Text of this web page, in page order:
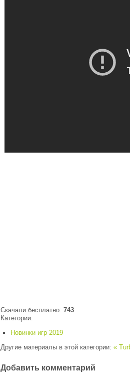
Скачали бесплатно: 743.
Категории:
Новинки игр 2019
Другие материалы в этой категории: «
Добавить комментарий